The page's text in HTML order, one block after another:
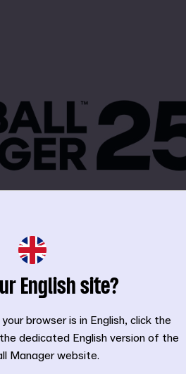
allem da der
Einblick ins Gameplay
erst jetzt mitteilen. Angesichts
English site?
browser is in English, click the
dedicated English version of the
Manager website.